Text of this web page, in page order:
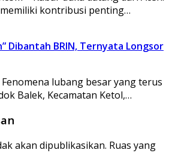
kontribusi penting…
Dibantah BRIN, Ternyata Longsor
Fenomena lubang besar yang terus
Balek, Kecamatan Ketol,…
akan dipublikasikan. Ruas yang